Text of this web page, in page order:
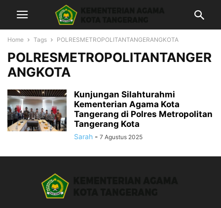
Home Tags POLRESMETROPOLITANTANGERANGKOTA
POLRESMETROPOLITANTANGER
ANGKOTA
Kunjungan Silahturahmi
Kementerian Agama Kota
Tangerang di Polres Metropolitan
Tangerang Kota
Sarah - 7 Agustus 2025